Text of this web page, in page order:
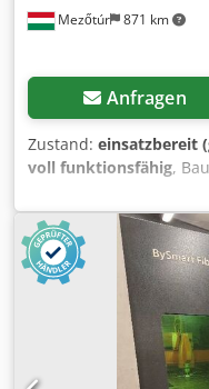
Mezőtúr 871 km
Anfragen
Zustand: einsatzbereit
voll funktionsfähig,
mm, Tischlänge:3.000
Leistung:
4 kW (5,44 PS)
Bystronic Bystar 3015
2001, an. Hersteller:
2001 Die Maschine ist
Bei Fragen oder wenn
benötigen, senden Sie
rufen Sie uns an.